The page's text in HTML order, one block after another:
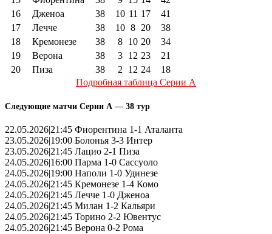
16
Дженоа 38 10 11 17
41
17
Лечче 38 10 8 20
38
18
Кремонезе 38 8 10 20
34
19
Верона 38 3 12 23
21
20
Пиза 38 2 12 24
18
Подробная таблица Серии А
Следующие матчи Серии А — 38 тур
22.05.2026|21:45 Фиорентина 1-1 Аталанта
23.05.2026|19:00 Болонья 3-3 Интер
23.05.2026|21:45 Лацио 2-1 Пиза
24.05.2026|16:00 Парма 1-0 Сассуоло
24.05.2026|19:00 Наполи 1-0 Удинезе
24.05.2026|21:45 Кремонезе 1-4 Комо
24.05.2026|21:45 Лечче 1-0 Дженоа
24.05.2026|21:45 Милан 1-2 Кальяри
24.05.2026|21:45 Торино 2-2 Ювентус
24.05.2026|21:45 Верона 0-2 Рома